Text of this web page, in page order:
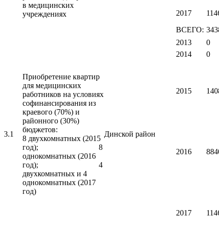
в медицинских
учреждениях
2017
3.1
Приобретение квартир
для медицинских
работников на условиях
софинансирования из
краевого (70%) и
районного (30%)
бюджетов:
8 двухкомнатных (2015
год); 8
однокомнатных (2016
год); 4
двухкомнатных и 4
однокомнатных (2017
год)
Динской район
ВСЕГО:
2013
0
2014
0
2015
2016
2017